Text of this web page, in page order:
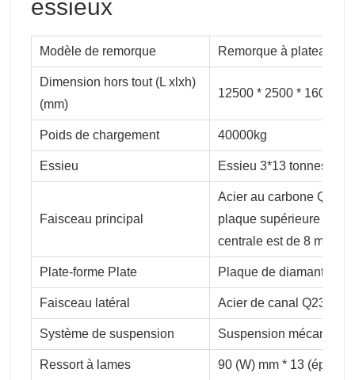
essieux
Modèle de remorque Remorque à plateau à
Dimension hors tout (L xlxh)
(mm)
12500 * 2500 * 1600
Poids de chargement 40000kg
Essieu Essieu 3*13 tonnes
Faisceau principal
Acier au carbone
plaque supérieure est
centrale est de 8 mm
Plate-forme Plate Plaque de diamant de 3
Faisceau latéral Acier de canal Q235 16
Système de suspension Suspension mécanique
Ressort à lames 90 (W) mm * 13 (épais)